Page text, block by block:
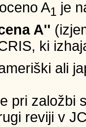
A1 je
A''
ki
ali
pri založbi
reviji v